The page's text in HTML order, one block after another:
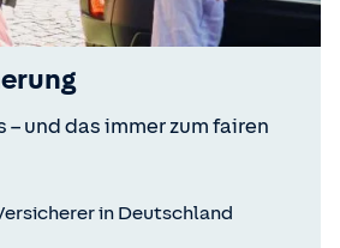
– und das immer zum fairen
in Deutschland